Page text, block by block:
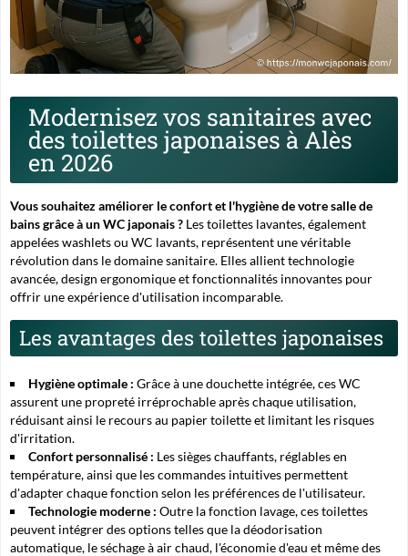
Modernisez vos sanitaires avec
des toilettes japonaises à Alès
en 2026
Vous souhaitez améliorer le confort et l'hygiène de votre salle de
bains grâce à un WC japonais ? Les toilettes lavantes, également
appeléeswashletsou WC lavants, représentent une véritable
révolution dans le domaine sanitaire. Elles allient technologie
avancée, design ergonomique et fonctionnalités innovantes pour
offrir une expérience d'utilisation incomparable.
Les avantages des toilettes japonaises
Hygiène optimale : Grâce à une douchette intégrée, ces WC
assurent une propreté irréprochable après chaque utilisation,
réduisant ainsi le recours au papier toilette et limitant les risques
d'irritation.
Confort personnalisé : Les sièges chauffants, réglables en
température, ainsi que les commandes intuitives permettent
d'adapter chaque fonction selon les préférences de l'utilisateur.
Technologie moderne : Outre la fonction lavage, ces toilettes
peuvent intégrer des options telles que la déodorisation
automatique, le séchage à air chaud, l'économie d'eau et même des